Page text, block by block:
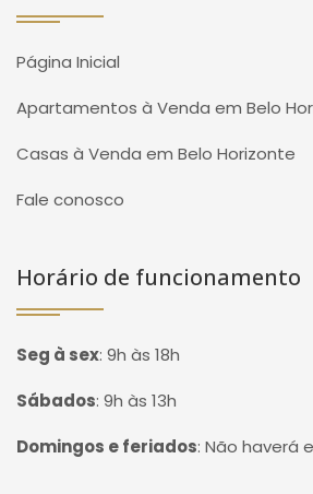
Página Inicial
Apartamentos à Venda em Belo
Casas à Venda em Belo Horizonte
Fale conosco
Horário de funcionamento
Seg à sex: 9h às 18h
Sábados: 9h às 13h
Domingos e feriados: Não haverá